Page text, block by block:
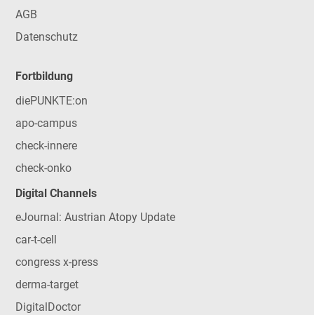
AGB
Datenschutz
Fortbildung
diePUNKTE:on
apo-campus
check-innere
check-onko
Digital Channels
eJournal: Austrian Atopy Update
car-t-cell
congress x-press
derma-target
DigitalDoctor